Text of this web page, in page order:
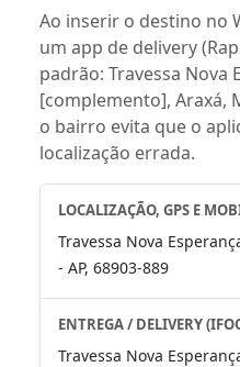
Ao inserir o destino no
um app de delivery
padrão: Travessa Nova
[complemento], Araxá,
o bairro evita que o
localização errada.
LOCALIZAÇÃO, GPS E
Travessa Nova
- AP, 68903-889
ENTREGA / DELIVERY
Travessa Nova